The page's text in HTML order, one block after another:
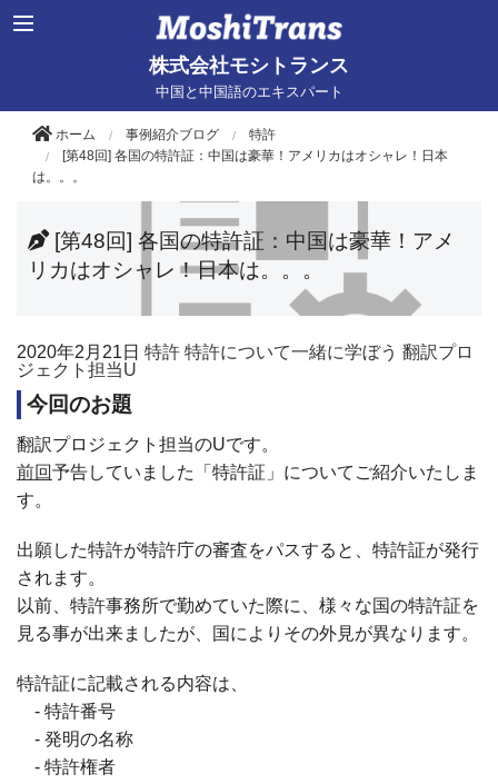
株式会社モシトランス
中国と中国語のエキスパート
ホーム 事例紹介ブログ
特許
[第48回] 各国の特許証：中国は豪華！アメリカはオシャレ！日本
は。。。
[第48回] 各国の特許証：中国は豪華！アメ
リカはオシャレ！日本は。。。
2020年2月21日 特許 特許について一緒に学ぼう 翻訳プロ
ジェクト担当U
今回のお題
翻訳プロジェクト担当のUです。
前回予告していました「特許証」についてご紹介いたしま
す。
出願した特許が特許庁の審査をパスすると、特許証が発行
されます。
以前、特許事務所で勤めていた際に、様々な国の特許証を
見る事が出来ましたが、国によりその外見が異なります。
特許証に記載される内容は、
- 特許番号
- 発明の名称
- 特許権者